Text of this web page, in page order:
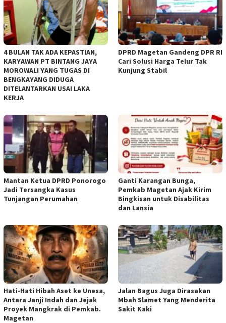
4 BULAN TAK ADA KEPASTIAN,
KARYAWAN PT BINTANG JAYA
MOROWALI YANG TUGAS DI
BENGKAYANG DIDUGA
DITELANTARKAN USAI LAKA
KERJA
DPRD Magetan Gandeng DPR RI
Cari Solusi Harga Telur Tak
Kunjung Stabil
Mantan Ketua DPRD Ponorogo
Jadi Tersangka Kasus
Tunjangan Perumahan
Ganti Karangan Bunga,
Pemkab Magetan Ajak Kirim
Bingkisan untuk Disabilitas
dan Lansia
Hati-Hati Hibah Aset ke Unesa,
Antara Janji Indah dan Jejak
Proyek Mangkrak di Pemkab.
Magetan
Jalan Bagus Juga Dirasakan
Mbah Slamet Yang Menderita
Sakit Kaki